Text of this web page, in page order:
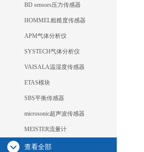
BD sensors压力传感器
HOMMEL粗糙度传感器
APM气体分析仪
SYSTECH气体分析仪
VAISALA温湿度传感器
ETAS模块
SBS平衡传感器
microsonic超声波传感器
MEISTER流量计
查看全部